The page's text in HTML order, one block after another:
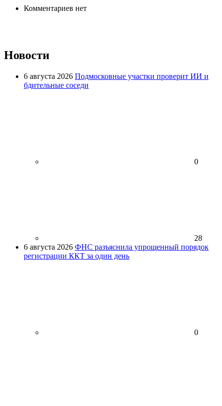
Комментариев нет
Новости
6 августа 2026 Подмосковные участки проверит ИИ и
бдительные соседи
0
28
6 августа 2026 ФНС разъяснила упрощенный порядок
регистрации ККТ за один день
0